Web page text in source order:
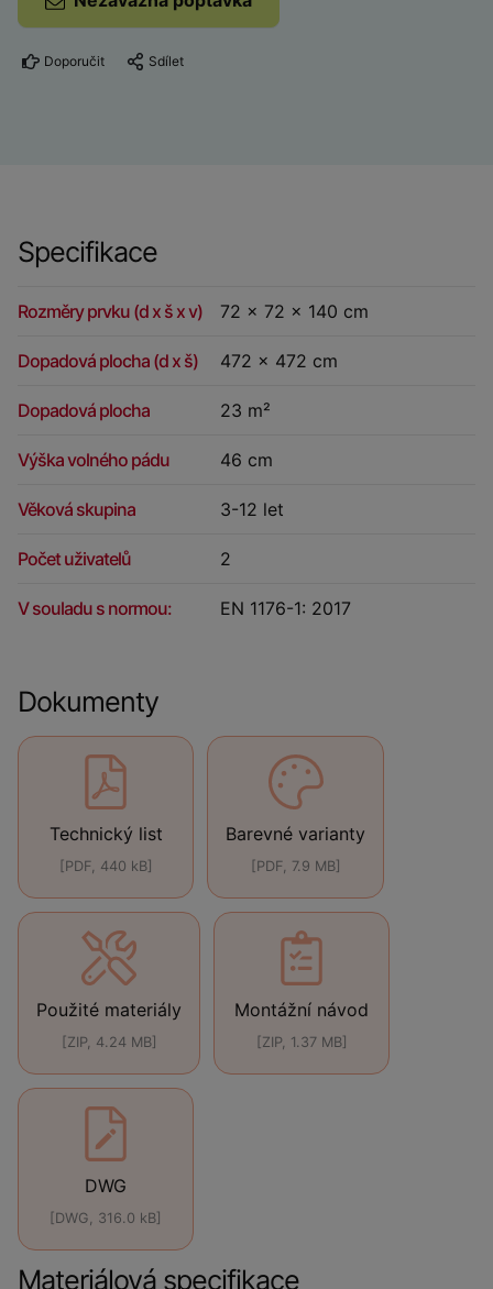
Doporučit Sdílet
Specifikace
Rozměry prvku (d x š x v) 72 x 72 x 140 cm
Dopadová plocha (d x š) 472 x 472 cm
Dopadová plocha 23 m²
Výška volného pádu 46 cm
Věková skupina 3-12 let
Počet uživatelů 2
V souladu s normou: EN 1176-1: 2017
Dokumenty
Technický list
[PDF, 440 kB]
Barevné varianty
[PDF, 7.9 MB]
Použité materiály
[ZIP, 4.24 MB]
Montážní návod
[ZIP, 1.37 MB]
DWG
[DWG, 316.0 kB]
Materiálová specifikace